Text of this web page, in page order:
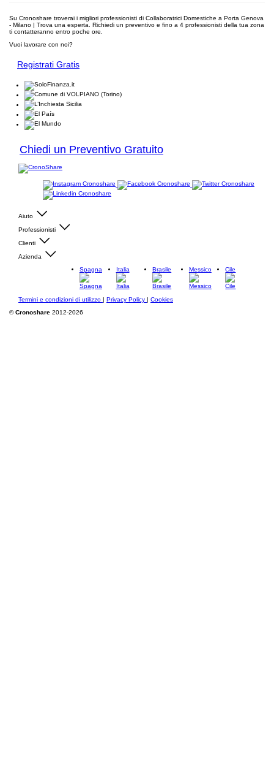
Su Cronoshare troverai i migliori professionisti di Collaboratrici Domestiche a Porta Genova
- Milano | Trova una esperta. Richiedi un preventivo e fino a 4 professionisti della tua zona
ti contatteranno entro poche ore.
Vuoi lavorare con noi?
Registrati Gratis
Chiedi un Preventivo Gratuito
Aiuto
Professionisti
Clienti
Azienda
Spagna
Italia Brasile Messico Cile
Termini e condizioni di utilizzo | Privacy Policy | Cookies
©Cronoshare 2012-2026